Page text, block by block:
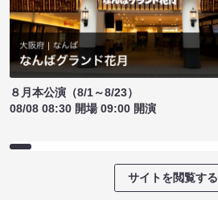
８月本公演（8/1～8/23）
08/08 08:30 開場 09:00 開演
サイトを閲覧する